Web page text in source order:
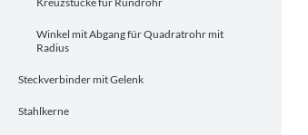
Winkel mit Abgang für Quadratrohr mit
Radius
Steckverbinder mit Gelenk
Stahlkerne